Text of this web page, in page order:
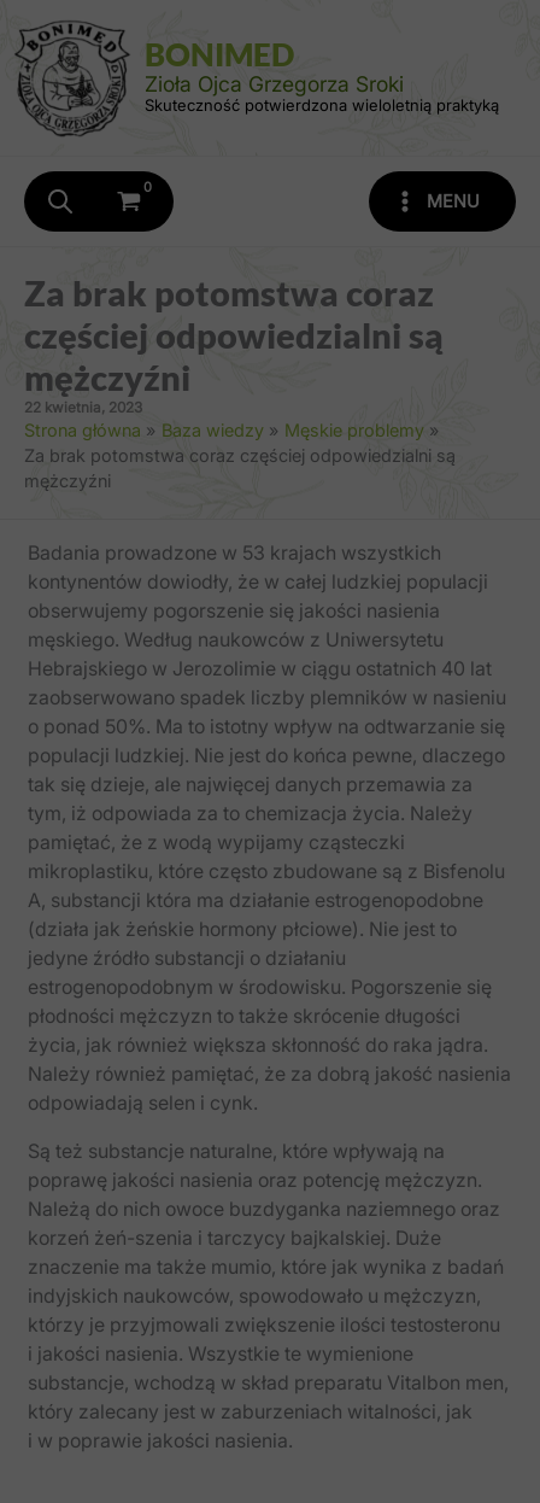
do
treści
BONIMED
Zioła Ojca Grzegorza Sroki
Skuteczność potwierdzona wieloletnią praktyką
MENU
Za brak potomstwa coraz
częściej odpowiedzialni są
mężczyźni
22 kwietnia, 2023
Strona główna Baza wiedzy
Męskie problemy
Za brak potomstwa coraz częściej odpowiedzialni są
mężczyźni
Badania prowadzone w 53 krajach wszystkich
kontynentów dowiodły, że w całej ludzkiej populacji
obserwujemy pogorszenie się jakości nasienia
męskiego. Według naukowców z Uniwersytetu
Hebrajskiego w Jerozolimie w ciągu ostatnich 40 lat
zaobserwowano spadek liczby plemników w nasieniu
o ponad 50%. Ma to istotny wpływ na odtwarzanie się
populacji ludzkiej. Nie jest do końca pewne, dlaczego
tak się dzieje, ale najwięcej danych przemawia za
tym, iż odpowiada za to chemizacja życia. Należy
pamiętać, że z wodą wypijamy cząsteczki
mikroplastiku, które często zbudowane są z Bisfenolu
A, substancji która ma działanie estrogenopodobne
(działa jak żeńskie hormony płciowe). Nie jest to
jedyne źródło substancji o działaniu
estrogenopodobnym w środowisku. Pogorszenie się
płodności mężczyzn to także skrócenie długości
życia, jak również większa skłonność do raka jądra.
Należy również pamiętać, że za dobrą jakość nasienia
odpowiadają selen i cynk.
Są też substancje naturalne, które wpływają na
poprawę jakości nasienia oraz potencję mężczyzn.
Należą do nich owoce buzdyganka naziemnego oraz
korzeń żeń-​szenia i tarczycy bajkalskiej. Duże
znaczenie ma także mumio, które jak wynika z badań
indyjskich naukowców, spowodowało u mężczyzn,
którzy je przyjmowali zwiększenie ilości testosteronu
i jakości nasienia. Wszystkie te wymienione
substancje, wchodzą w skład preparatu Vitalbon men,
który zalecany jest w zaburzeniach witalności, jak
i w poprawie jakości nasienia.